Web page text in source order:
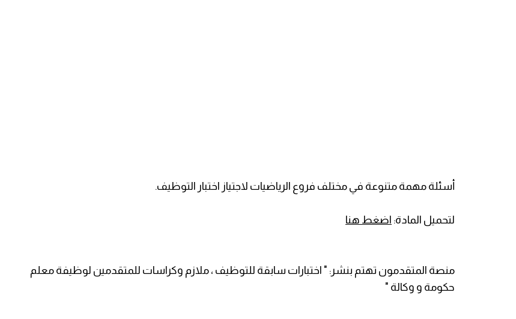
أسئلة مهمة متنوعة في مختلف فروع الرياضيات لاجتياز اختبار التوظيف.
لتحميل المادة: اضغط هنا
منصة المتقدمون تهتم بنشر: " اختبارات سابقة للتوظيف ، ملازم وكراسات للمتقدمين لوظيفة معلم
حكومة و وكالة "